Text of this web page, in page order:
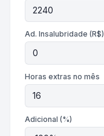
Ad. Insalubridade (R$)
Horas extras no mês
Adicional (%)